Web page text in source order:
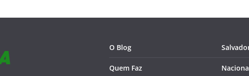
O Blog
Quem Faz